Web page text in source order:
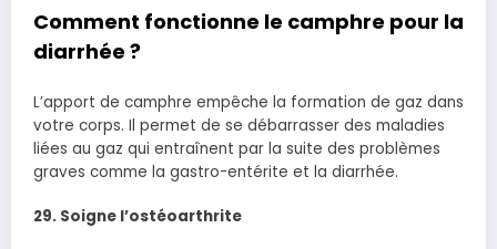
Comment fonctionne le camphre pour la
diarrhée ?
L’apport de camphre empêche la formation de gaz dans
votre corps. Il permet de se débarrasser des maladies
liées au gaz qui entraînent par la suite des problèmes
graves comme la gastro-entérite et la diarrhée.
29. Soigne l’ostéoarthrite